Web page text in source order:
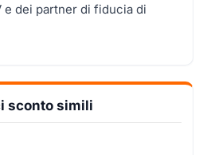
e dei partner di fiducia di
sconto simili